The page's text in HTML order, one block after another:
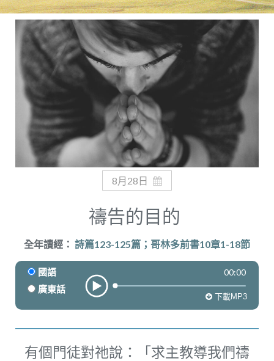
奉獻
8月28日
禱告的目的
全年讀經： 詩篇123-125篇；哥林多前書10章1-18節
國語
廣東話
00:00
下載MP3
有個門徒對祂說：「求主教導我們禱